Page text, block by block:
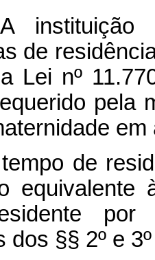
instituição
de
Lei nº
pela
de
equivalente
residente
dos §§ 2º e